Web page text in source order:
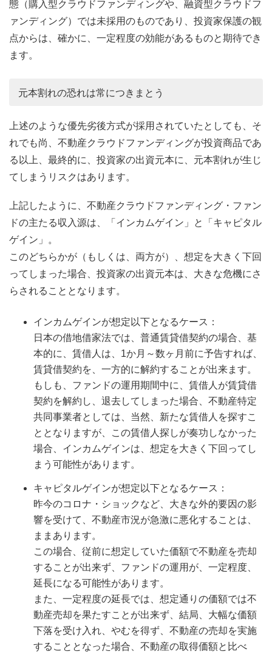
態（購入型クラウドファンディングや、融資型クラウドフ
ァンディング）では未採用のものであり、投資家保護の観
点からは、確かに、一定程度の効能があるものと期待でき
ます。
元本割れの恐れは常につきまとう
上述のような優先劣後方式が採用されていたとしても、そ
れでも尚、不動産クラウドファンディングが投資商品であ
る以上、最終的に、投資家の出資元本に、元本割れが生じ
てしまうリスクはあります。
上記したように、不動産クラウドファンディング・ファン
ドの主たる収入源は、「インカムゲイン」と「キャピタル
ゲイン」。
このどちらかが（もしくは、両方が）、想定を大きく下回
ってしまった場合、投資家の出資元本は、大きな危機にさ
らされることとなります。
インカムゲインが想定以下となるケース：
日本の借地借家法では、普通賃貸借契約の場合、基
本的に、賃借人は、1か月～数ヶ月前に予告すれば、
賃貸借契約を、一方的に解約することが出来ます。
もしも、ファンドの運用期間中に、賃借人が賃貸借
契約を解約し、退去してしまった場合、不動産特定
共同事業者としては、当然、新たな賃借人を探すこ
ととなりますが、この賃借人探しが奏功しなかった
場合、インカムゲインは、想定を大きく下回ってし
まう可能性があります。
キャピタルゲインが想定以下となるケース：
昨今のコロナ・ショックなど、大きな外的要因の影
響を受けて、不動産市況が急激に悪化することは、
ままあります。
この場合、従前に想定していた価額で不動産を売却
することが出来ず、ファンドの運用が、一定程度、
延長になる可能性があります。
また、一定程度の延長では、想定通りの価額では不
動産売却を果たすことが出来ず、結局、大幅な価額
下落を受け入れ、やむを得ず、不動産の売却を実施
することとなった場合、不動産の取得価額と比べ